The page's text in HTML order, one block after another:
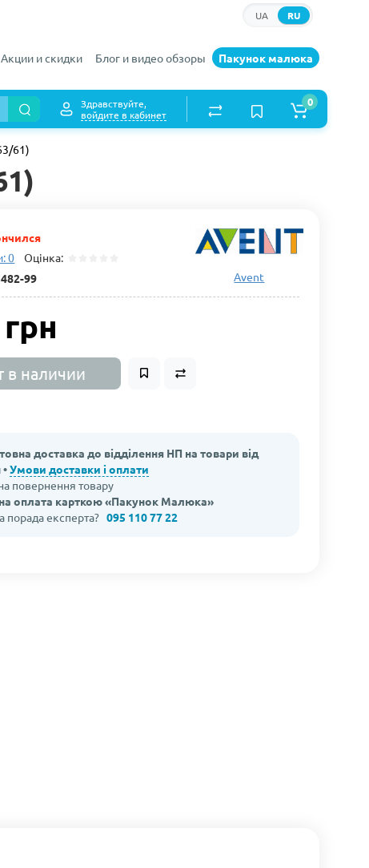
RU
UA
Акции и скидки Блог и видео обзоры Пакунок малюка
Здравствуйте,
войдите в кабинет
0
61)
0 Оцінка:
99 Avent
в наличии
доставка до відділення НП на товари від
•Умови доставки і оплати
повернення товару
оплата карткою «Пакунок Малюка»
порада експерта?095 110 77 22